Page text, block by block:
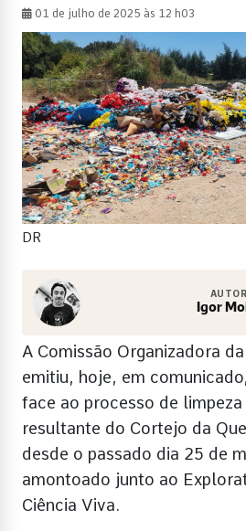
01 de julho de 2025 às 12 h03
DR
AUTOR
Igor
A Comissão Organizadora
emitiu, hoje, em
face ao processo de
resultante do Cortejo da
desde o passado dia 25 de
amontoado junto ao
Ciência Viva.